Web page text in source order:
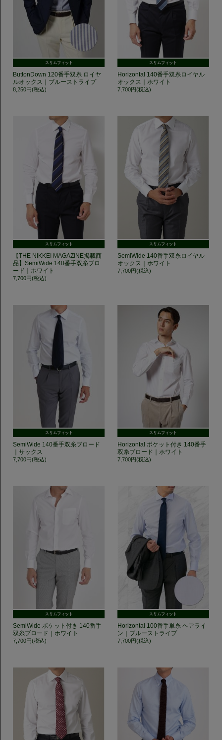
スリムフィット
ButtonDown 120番手双糸 ロイヤ
ルオックス｜ブルーストライプ
8,250円(税込)
スリムフィット
Horizontal 140番手双糸ロイヤル
オックス｜ホワイト
7,700円(税込)
スリムフィット
【THE NIKKEI MAGAZINE掲載商
品】SemiWide 140番手双糸ブロ
ード｜ホワイト
7,700円(税込)
スリムフィット
SemiWide 140番手双糸ロイヤル
オックス｜ホワイト
7,700円(税込)
スリムフィット
SemiWide 140番手双糸ブロード
｜サックス
7,700円(税込)
スリムフィット
Horizontal ポケット付き 140番手
双糸ブロード｜ホワイト
7,700円(税込)
スリムフィット
SemiWide ポケット付き 140番手
双糸ブロード｜ホワイト
7,700円(税込)
スリムフィット
Horizontal 100番手単糸 ヘアライ
ン｜ブルーストライプ
7,700円(税込)